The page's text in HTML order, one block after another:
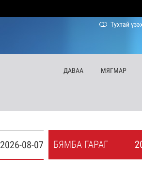
Тухтай
ДАВАА МЯГМАР
2026-08-07 БЯМБА ГАРАГ